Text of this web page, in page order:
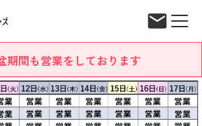
期間も営業をしております